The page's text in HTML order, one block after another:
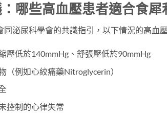
哪些高血壓患者適合食犀
泌尿科學會的共識指引，以下情況的高血
壓低於140mmHg、舒張壓低於90mmHg
（例如心絞痛藥Nitroglycerin）
控制的心律失常